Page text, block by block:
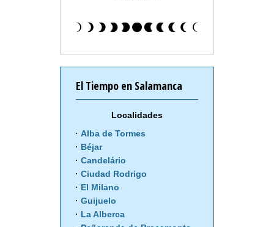
El Tiempo en Salamanca
Localidades
Alba de Tormes
Béjar
Candelário
Ciudad Rodrigo
El Milano
Guijuelo
La Alberca